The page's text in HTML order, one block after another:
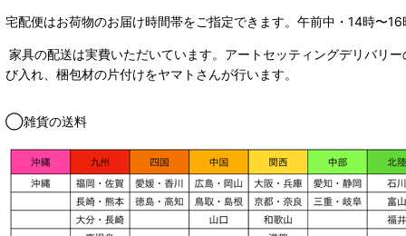
宅配便はお荷物のお届け時間帯をご指定できます。 午前中・14時〜
家具の配送は実費いただいています。アートセッティングデリバリ
び入れ、梱包材の片付けをヤマトさんが行います。
◯雑貨の送料